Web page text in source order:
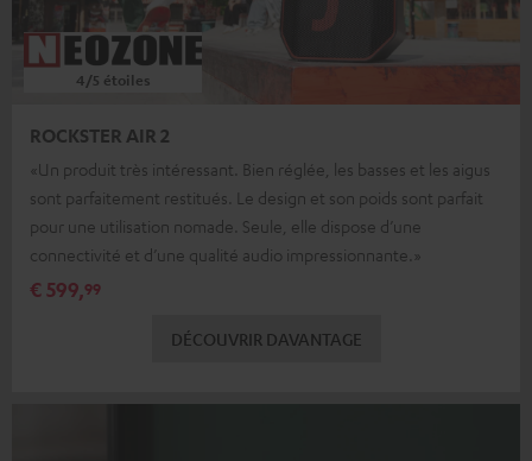
4/5 étoiles
ROCKSTER AIR 2
«Un produit très intéressant. Bien réglée, les basses et les aigus
sont parfaitement restitués. Le design et son poids sont parfait
pour une utilisation nomade. Seule, elle dispose d’une
connectivité et d’une qualité audio impressionnante.»
€ 599,99
DÉCOUVRIR DAVANTAGE